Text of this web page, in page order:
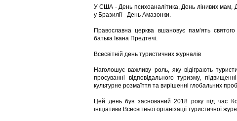
У США - День психоаналітика, День лінивих мам,
у Бразилії - День Амазонки.
Православна церква вшановує пам’ять святого
батька Івана Предтечі.
Всесвітній день туристичних журналів
Наголошує важливу роль, яку відіграють
просуванні відповідального туризму,
культурне розмаїття та вирішенні глобальних
Цей день був заснований 2018 року під час
ініціативи Всесвітньої організації туристичної